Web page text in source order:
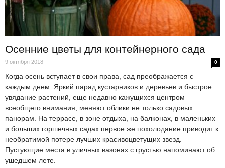
Осенние цветы для контейнерного сада
9 октября 2018 0
Когда осень вступает в свои права, сад преображается с
каждым днем. Яркий парад кустарников и деревьев и быстрое
увядание растений, еще недавно кажущихся центром
всеобщего внимания, меняют облики не только садовых
панорам. На террасе, в зоне отдыха, на балконах, в маленьких
и больших горшечных садах первое же похолодание приводит к
необратимой потере лучших красивоцветущих звезд.
Пустующие места в уличных вазонах с грустью напоминают об
ушедшем лете.